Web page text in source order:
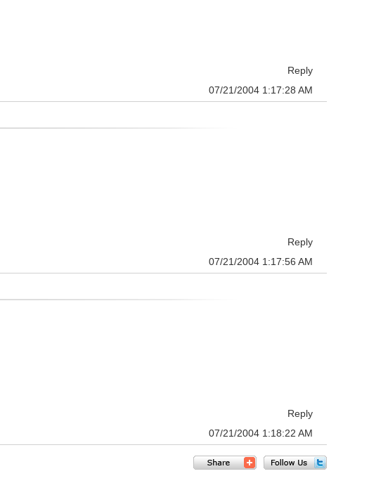
Reply
07/21/2004 1:17:28 AM
Reply
07/21/2004 1:17:56 AM
Reply
07/21/2004 1:18:22 AM